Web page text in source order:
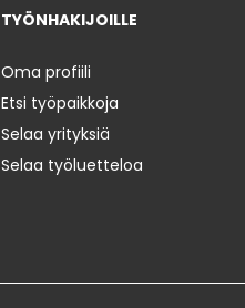
TYÖNHAKIJOILLE
Oma profiili
Etsi työpaikkoja
Selaa yrityksiä
Selaa työluetteloa